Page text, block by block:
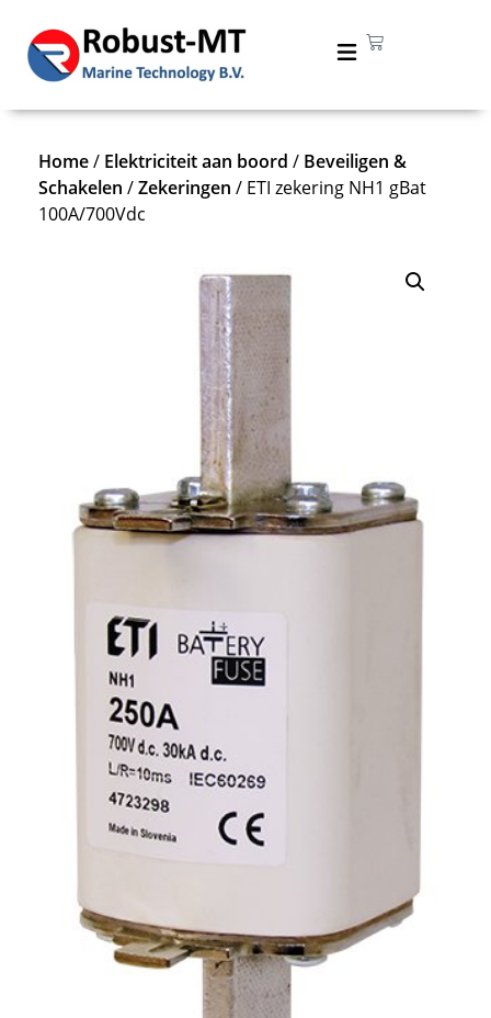
Home/ Elektriciteit aan boord / Beveiligen &
Schakelen /Zekeringen / ETI zekering NH1 gBat
100A/700Vdc